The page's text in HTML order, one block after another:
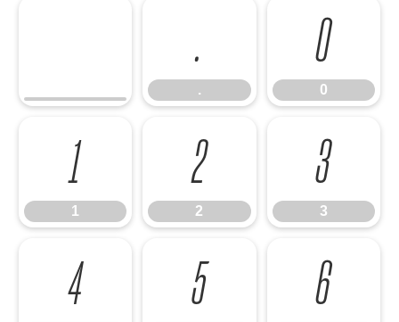
.
.
0
0
1
1
2
2
3
3
4 5 6